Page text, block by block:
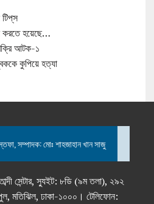
করতে হয়েছে…
আটক-১
কুপিয়ে হত্যা
সম্পাদক: মোঃ শাহজাহান খান সাজু
সেন্টার, স্যুইট: ৮ডি (৯ম তলা), ২৯২
মতিঝিল, ঢাকা-১০০০। টেলিফোন: